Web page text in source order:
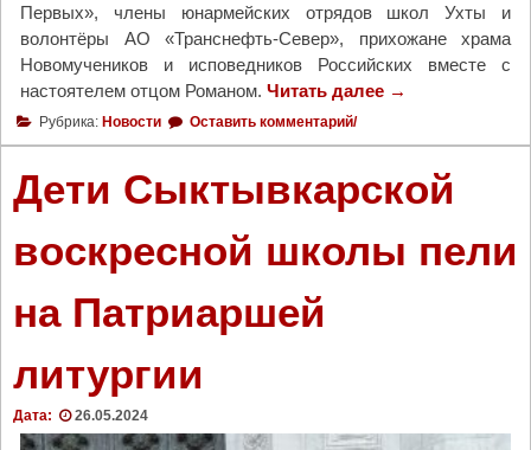
с
т
н
ы
й
х
о
д
ж
д
а
о
Первых», члены юнармейских отрядов школ Ухты и
волонтёры АО «Транснефть-Север», прихожане храма
Новомучеников и исповедников Российских вместе с
настоятелем отцом Романом. Читать далее "
а
х
и
е
→
Рубрика: Новости Оставить комментарий/
Дети Сыктывкарской
воскресной школы пели
на Патриаршей
литургии
Дата: 26.05.2024